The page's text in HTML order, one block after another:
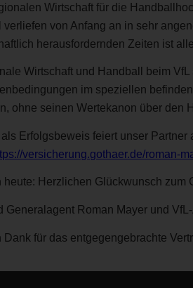
Wirtschaft für die
verliefen von Anfang an in sehr
herausfordernden Zeiten ist
Wirtschaft und Handball beim
im speziellen
ohne seinen Wertekanon über den
Erfolgsbeweis feiert unser
versicherung.gothaer.de/roman-
heute: Herzlichen Glückwunsch zum
Generalagent Roman Mayer und
Dank für das entgegengebrachte